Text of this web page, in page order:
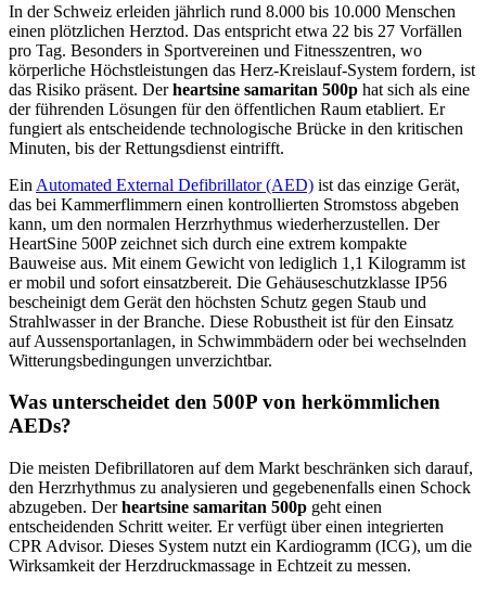
In der Schweiz erleiden jährlich rund 8.000 bis 10.000 Menschen
einen plötzlichen Herztod. Das entspricht etwa 22 bis 27 Vorfällen
pro Tag. Besonders in Sportvereinen und Fitnesszentren, wo
körperliche Höchstleistungen das Herz-Kreislauf-System fordern, ist
das Risiko präsent. Derheartsine samaritan 500p hat sich als eine
der führenden Lösungen für den öffentlichen Raum etabliert. Er
fungiert als entscheidende technologische Brücke in den kritischen
Minuten, bis der Rettungsdienst eintrifft.
Ein Automated External Defibrillator (AED) ist das einzige Gerät,
das bei Kammerflimmern einen kontrollierten Stromstoss abgeben
kann, um den normalen Herzrhythmus wiederherzustellen. Der
HeartSine 500P zeichnet sich durch eine extrem kompakte
Bauweise aus. Mit einem Gewicht von lediglich 1,1 Kilogramm ist
er mobil und sofort einsatzbereit. Die Gehäuseschutzklasse IP56
bescheinigt dem Gerät den höchsten Schutz gegen Staub und
Strahlwasser in der Branche. Diese Robustheit ist für den Einsatz
auf Aussensportanlagen, in Schwimmbädern oder bei wechselnden
Witterungsbedingungen unverzichtbar.
Was unterscheidet den 500P von herkömmlichen
AEDs?
Die meisten Defibrillatoren auf dem Markt beschränken sich darauf,
den Herzrhythmus zu analysieren und gegebenenfalls einen Schock
abzugeben. Derheartsine samaritan 500p geht einen
entscheidenden Schritt weiter. Er verfügt über einen integrierten
CPR Advisor. Dieses System nutzt ein Kardiogramm (ICG), um die
Wirksamkeit der Herzdruckmassage in Echtzeit zu messen.